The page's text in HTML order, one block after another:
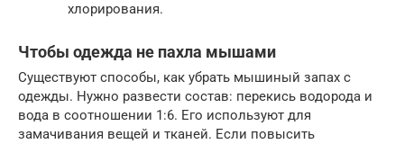
хлорирования.
Чтобы одежда не пахла мышами
Существуют способы, как убрать мышиный запах с
одежды. Нужно развести состав: перекись водорода и
вода в соотношении 1:6. Его используют для
замачивания вещей и тканей. Если повысить